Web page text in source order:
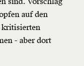
auf den
kritisierten
- aber dort